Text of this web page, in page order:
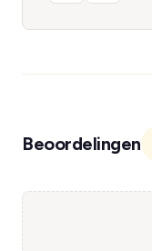
Beoordelingen